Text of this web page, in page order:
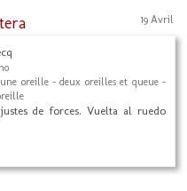
19 Avril
oreille - deux oreilles et queue -
de forces. Vuelta al ruedo